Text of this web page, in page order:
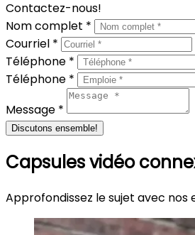
Contactez-nous!
Nom complet *
Courriel *
Téléphone *
Téléphone *
Message *
Discutons ensemble!
Capsules vidéo
Approfondissez le sujet avec nos